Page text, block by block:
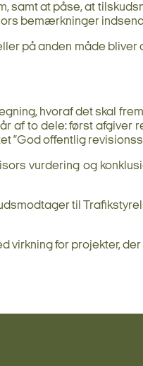
samt at påse, at
bemærkninger
på anden måde
hvoraf det skal
af to dele: først
”God offentlig
vurdering og
til
for projekter,